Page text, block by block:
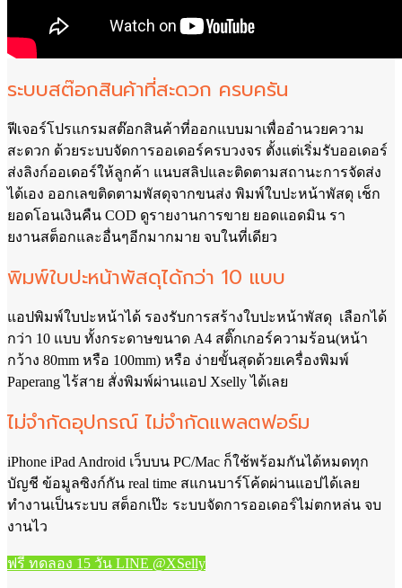
ระบบสต๊อกสินค้าที่สะดวก ครบครัน
ฟีเจอร์โปรแกรมสต๊อกสินค้าที่ออกแบบมาเพื่ออำนวยความ
สะดวก ด้วยระบบจัดการออเดอร์ครบวงจร ตั้งแต่เริ่มรับออเดอร์
ส่งลิงก์ออเดอร์ให้ลูกค้า แนบสลิปและติดตามสถานะการจัดส่ง
ได้เอง ออกเลขติดตามพัสดุจากขนส่ง พิมพ์ใบปะหน้าพัสดุ เช็ก
ยอดโอนเงินคืน COD ดูรายงานการขาย ยอดแอดมิน รา
ยงานสต็อกและอื่นๆอีกมากมาย จบในที่เดียว
พิมพ์ใบปะหน้าพัสดุได้กว่า 10 แบบ
แอปพิมพ์ใบปะหน้าได้ รองรับการสร้างใบปะหน้าพัสดุ เลือกได้
กว่า 10 แบบ ทั้งกระดาษขนาด A4 สติ๊กเกอร์ความร้อน(หน้า
กว้าง 80mm หรือ 100mm) หรือ ง่ายขั้นสุดด้วยเครื่องพิมพ์
Paperang ไร้สาย สั่งพิมพ์ผ่านแอป Xselly ได้เลย
ไม่จำกัดอุปกรณ์ ไม่จำกัดแพลตฟอร์ม
iPhone iPad Android เว็บบน PC/Mac ก็ใช้พร้อมกันได้หมดทุก
บัญชี ข้อมูลซิงก์กัน real time สแกนบาร์โค้ดผ่านแอปได้เลย
ทำงานเป็นระบบ สต็อกเป๊ะ ระบบจัดการออเดอร์ไม่ตกหล่น จบ
งานไว
ฟรี ทดลอง 15 วัน LINE @XSelly